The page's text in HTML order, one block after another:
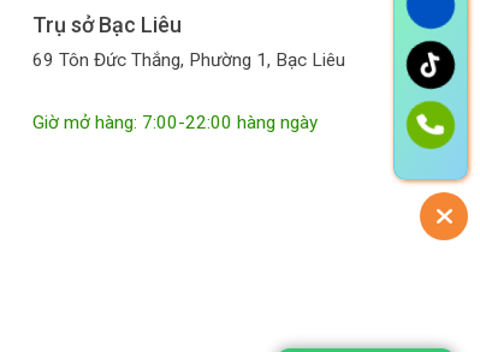
Trụ sở Bạc Liêu
69 Tôn Đức Thắng, Phường 1, Bạc Liêu
Giờ mở hàng: 7:00-22:00 hàng ngày